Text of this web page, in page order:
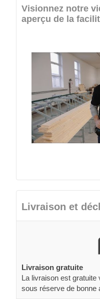
Visionnez notre
aperçu de la
Livraison et
Livraison gratuite
La livraison est gratuite
sous réserve de bonne